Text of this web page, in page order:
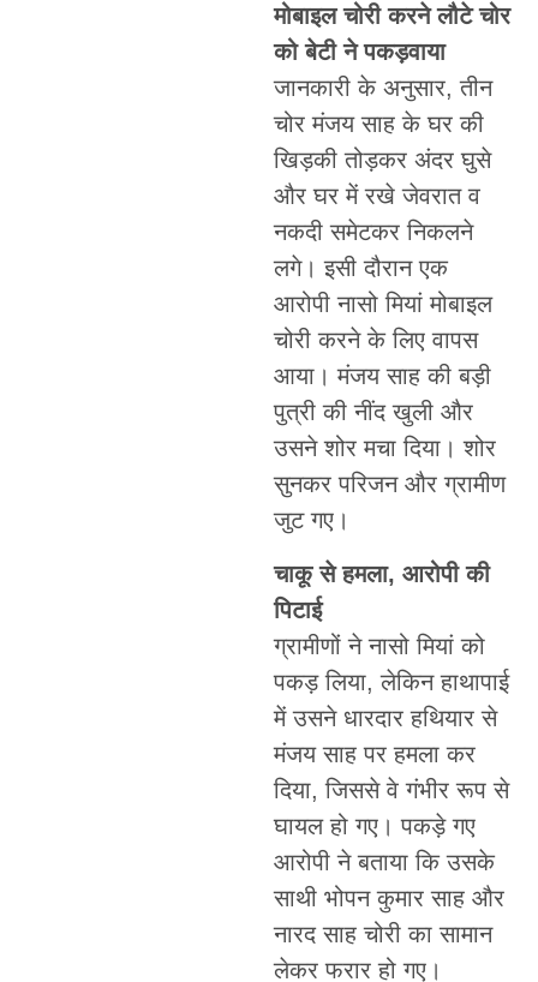
मोबाइल चोरी करने लौटे चोर
को बेटी ने पकड़वाया
जानकारी के अनुसार, तीन
चोर मंजय साह के घर की
खिड़की तोड़कर अंदर घुसे
और घर में रखे जेवरात व
नकदी समेटकर निकलने
लगे। इसी दौरान एक
आरोपी नासो मियां मोबाइल
चोरी करने के लिए वापस
आया। मंजय साह की बड़ी
पुत्री की नींद खुली और
उसने शोर मचा दिया। शोर
सुनकर परिजन और ग्रामीण
जुट गए।
चाकू से हमला, आरोपी की
पिटाई
ग्रामीणों ने नासो मियां को
पकड़ लिया, लेकिन हाथापाई
में उसने धारदार हथियार से
मंजय साह पर हमला कर
दिया, जिससे वे गंभीर रूप से
घायल हो गए। पकड़े गए
आरोपी ने बताया कि उसके
साथी भोपन कुमार साह और
नारद साह चोरी का सामान
लेकर फरार हो गए।